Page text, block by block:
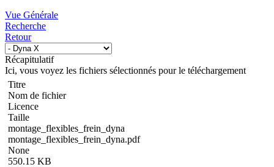
Vue Générale
Recherche
Retour
Récapitulatif
Ici, vous voyez les fichiers sélectionnés pour le téléchargement
Titre
Nom de fichier
Licence
Taille
montage_flexibles_frein_dyna
montage_flexibles_frein_dyna.pdf
None
550.15 KB